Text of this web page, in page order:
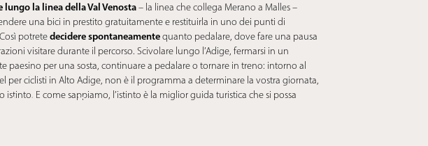
in Alto Adige
lungo la linea della Val Venosta– la linea che collega Merano a Malles –
una bici in prestito gratuitamente e restituirla in uno dei punti di
potretedecidere spontaneamentequanto pedalare, dove fare una pausa
visitare durante il percorso. Scivolare lungo l’Adige, fermarsi in un
paesino per una sosta, continuare a pedalare o tornare in treno: intorno al
per ciclisti in Alto Adige, non è il programma a determinare la vostra giornata,
istinto. E come sappiamo, l’istinto è la miglior guida turistica che si possa